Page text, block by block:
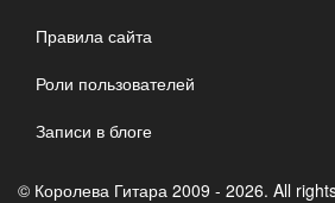
Правила сайта
Роли пользователей
Записи в блоге
© Королева Гитара 2009 - 2026. All